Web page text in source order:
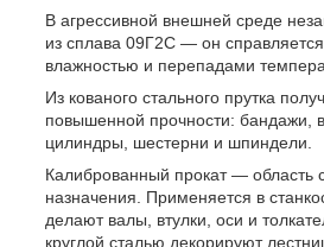
В агрессивной внешней среде
из сплава 09Г2С — он
влажностью и перепадами
Из кованого стального прутка
повышенной прочности: бандажи,
цилиндры, шестерни и шпиндели.
Калиброванный прокат — область
назначения. Применяется в
делают валы, втулки, оси и
круглой сталью декорируют